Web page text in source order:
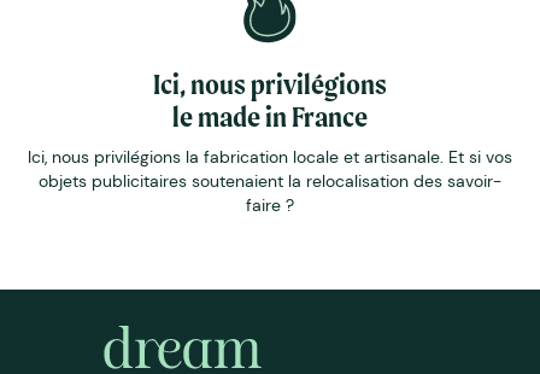
Ici, nous privilégions
le made in France
Ici, nous privilégions la fabrication locale et artisanale. Et si vos
objets publicitaires soutenaient la relocalisation des savoir-
faire ?